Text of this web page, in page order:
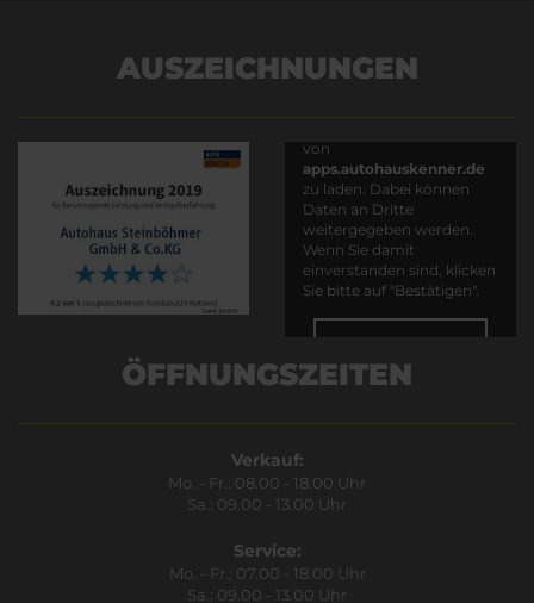
AUSZEICHNUNGEN
von
apps.autohauskenner.de
zu laden. Dabei können
Daten an Dritte
weitergegeben werden.
Wenn Sie damit
einverstanden sind, klicken
Sie bitte auf "Bestätigen".
ÖFFNUNGSZEITEN
Verkauf:
Mo. - Fr.: 08.00 - 18.00 Uhr
Sa.: 09.00 - 13.00 Uhr
Service:
Mo. - Fr.: 07.00 - 18.00 Uhr
Sa.: 09.00 - 13.00 Uhr